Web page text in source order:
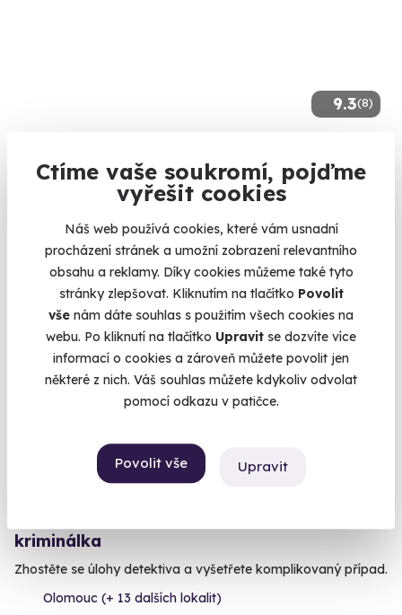
Ctíme vaše soukromí, pojďme
vyřešit cookies
Náš web používá cookies, které vám usnadní
procházení stránek a umožní zobrazení relevantního
obsahu a reklamy. Díky cookies můžeme také tyto
stránky zlepšovat. Kliknutím na tlačítko Povolit
vše nám dáte souhlas s použitím všech cookies na
webu. Po kliknutí na tlačítko Upravit se dozvíte více
informací o cookies a zároveň můžete povolit jen
některé z nich. Váš souhlas můžete kdykoliv odvolat
pomocí odkazu v patičce.
Povolit vše Upravit
9.3(8)
Vzhůru do oblak s celou rodinou.
Bouzov (+ 41 dalších lokalit)
20 870 Kč
Volný termín už 10. 08. 2026
kriminálka
Zhostěte se úlohy detektiva a vyšetřete komplikovaný případ.
Olomouc (+ 13 dalších lokalit)